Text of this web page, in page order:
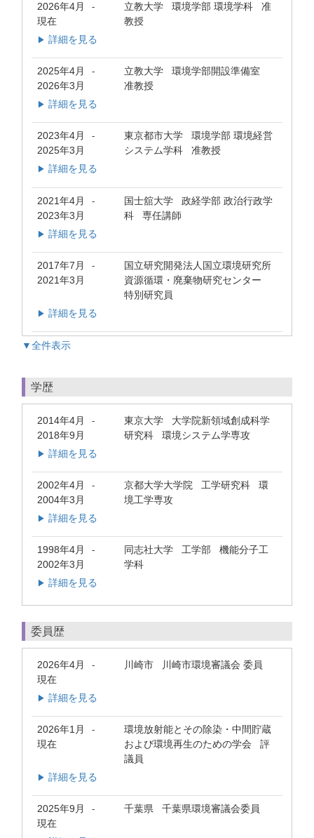
2026年4月 -
現在
立教大学 環境学部 環境学科 准
教授
▶ 詳細を見る
2025年4月 -
2026年3月
立教大学 環境学部開設準備室
准教授
▶ 詳細を見る
2023年4月 -
2025年3月
東京都市大学 環境学部 環境経営
システム学科 准教授
▶ 詳細を見る
2021年4月 -
2023年3月
国士舘大学 政経学部 政治行政学
科 専任講師
▶ 詳細を見る
2017年7月 -
2021年3月
国立研究開発法人国立環境研究所
資源循環・廃棄物研究センター
特別研究員
▶ 詳細を見る
▼全件表示
学歴
2014年4月 -
2018年9月
東京大学 大学院新領域創成科学
研究科 環境システム学専攻
▶ 詳細を見る
2002年4月 -
2004年3月
京都大学大学院 工学研究科 環
境工学専攻
▶ 詳細を見る
1998年4月 -
2002年3月
同志社大学 工学部 機能分子工
学科
▶ 詳細を見る
委員歴
2026年4月 -
現在
川崎市 川崎市環境審議会 委員
▶ 詳細を見る
2026年1月 -
現在
環境放射能とその除染・中間貯蔵
および環境再生のための学会 評
議員
▶ 詳細を見る
2025年9月 -
現在
千葉県 千葉県環境審議会委員